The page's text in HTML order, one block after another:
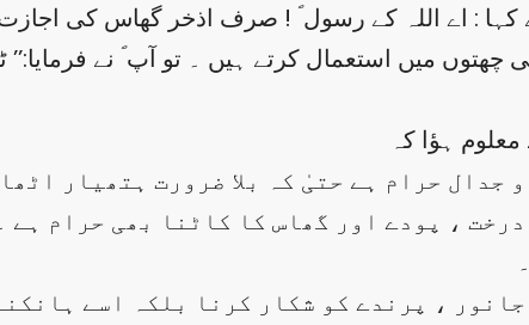
: اے اللہ کے رسول ؐ ! صرف اذخر گھاس کی اجازت
و جدال حرام ہے حتیٰ کہ بلا ضرورت ہتھیار
جانور ، پرندے کو شکار کرنا بلکہ اسے